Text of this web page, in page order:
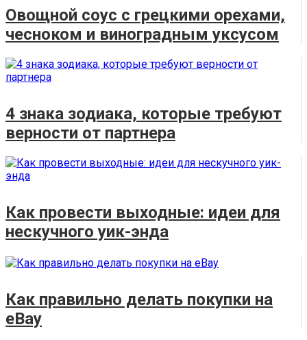
Овощной соус с грецкими орехами,
чесноком и виноградным уксусом
4 знака зодиака, которые требуют
верности от партнера
Как провести выходные: идеи для
нескучного уик-энда
Как правильно делать покупки на
eBay